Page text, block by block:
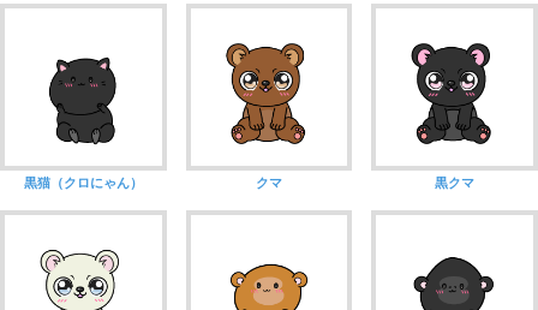
黒猫（クロにゃん） クマ 黒クマ